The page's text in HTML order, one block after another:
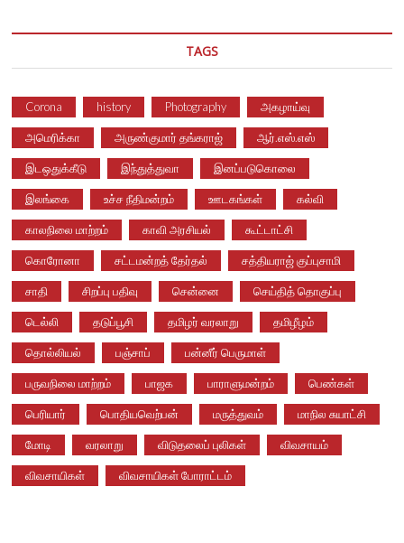
TAGS
Corona history Photography அகழாய்வு
அமெரிக்கா அருண்குமார் தங்கராஜ் ஆர்.எஸ்.எஸ்
இடஒதுக்கீடு இந்துத்துவா இனப்படுகொலை
இலங்கை உச்ச நீதிமன்றம் ஊடகங்கள் கல்வி
காலநிலை மாற்றம் காவி அரசியல் கூட்டாட்சி
கொரோனா சட்டமன்றத் தேர்தல் சத்தியராஜ் குப்புசாமி
சாதி சிறப்பு பதிவு சென்னை செய்தித் தொகுப்பு
டெல்லி தடுப்பூசி தமிழர் வரலாறு தமிழீழம்
தொல்லியல் பஞ்சாப் பன்னீர் பெருமாள்
பருவநிலை மாற்றம் பாஜக பாராளுமன்றம் பெண்கள்
பெரியார் பொதியவெற்பன் மருத்துவம் மாநில சுயாட்சி
மோடி வரலாறு விடுதலைப் புலிகள் விவசாயம்
விவசாயிகள் விவசாயிகள் போராட்டம்